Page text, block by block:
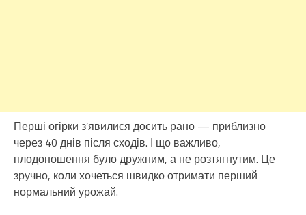
Перші огірки з’явилися досить рано — приблизно
через 40 днів після сходів. І що важливо,
плодоношення було дружним, а не розтягнутим. Це
зручно, коли хочеться швидко отримати перший
нормальний урожай.